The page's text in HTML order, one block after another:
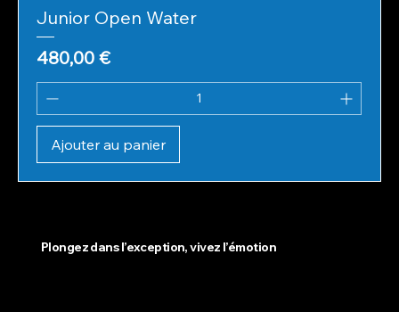
Junior Open Water
Prix
480,00 €
Ajouter au panier
Plongez dans l’exception, vivez l’émotion